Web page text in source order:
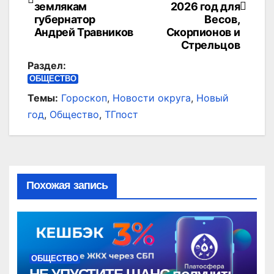
записям
2026 год для
Весов,
Скорпионов и
Стрельцов
землякам
губернатор
Андрей Травников
Раздел:
ОБЩЕСТВО
Темы: Гороскоп, Новости округа, Новый
год, Общество, ТГпост
Похожая запись
ОБЩЕСТВО